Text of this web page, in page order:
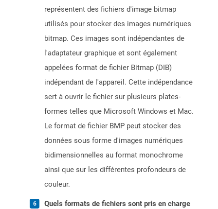
représentent des fichiers d'image bitmap
utilisés pour stocker des images numériques
bitmap. Ces images sont indépendantes de
l'adaptateur graphique et sont également
appelées format de fichier Bitmap (DIB)
indépendant de l'appareil. Cette indépendance
sert à ouvrir le fichier sur plusieurs plates-
formes telles que Microsoft Windows et Mac.
Le format de fichier BMP peut stocker des
données sous forme d'images numériques
bidimensionnelles au format monochrome
ainsi que sur les différentes profondeurs de
couleur.
Quels formats de fichiers sont pris en charge